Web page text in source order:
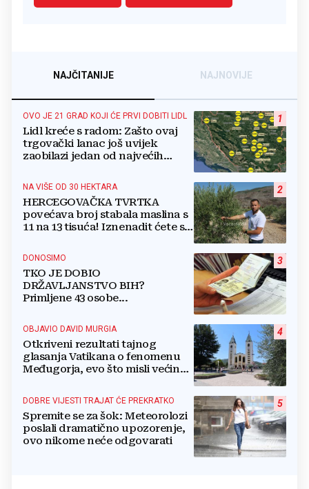
NAJČITANIJE NAJNOVIJE
1
OVO JE 21 GRAD KOJI ĆE PRVI DOBITI LIDL
Lidl kreće s radom: Zašto ovaj
trgovački lanac još uvijek
zaobilazi jedan od najvećih
2
NA VIŠE OD 30 HEKTARA
HERCEGOVAČKA TVRTKA
povećava broj stabala maslina s
11 na 13 tisuća! Iznenadit ćete se
3
DONOSIMO
TKO JE DOBIO
DRŽAVLJANSTVO BIH?
Primljene 43 osobe...
4
OBJAVIO DAVID MURGIA
Otkriveni rezultati tajnog
glasanja Vatikana o fenomenu
Međugorja, evo što misli većina
5
DOBRE VIJESTI TRAJAT ĆE PREKRATKO
Spremite se za šok: Meteorolozi
poslali dramatično upozorenje,
ovo nikome neće odgovarati